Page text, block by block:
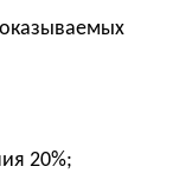
оказываемых
20%;